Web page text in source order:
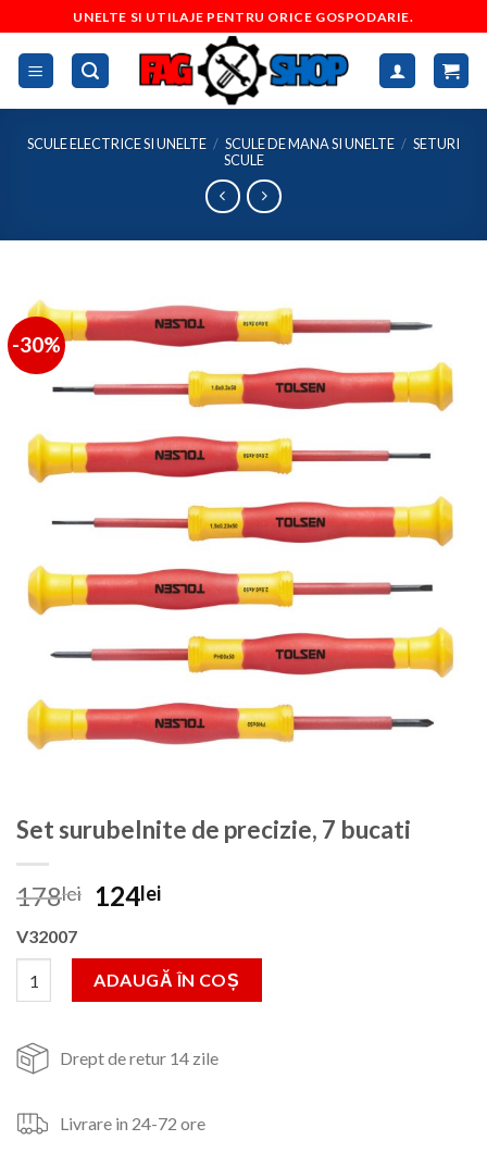
to
content
UNELTE SI UTILAJE PENTRU ORICE GOSPODARIE.
SCULE ELECTRICE SI UNELTE / SCULE DE MANA SI UNELTE / SETURI
SCULE
-30%
Set surubelnite de precizie, 7 bucati
178lei
Prețul
fost:
178lei.
124leiPrețul
124lei.
V32007
Cantitate Set surubelnite de precizie, 7 bucati
ADAUGĂ ÎN COȘ
Drept de retur 14 zile
Livrare in 24-72 ore